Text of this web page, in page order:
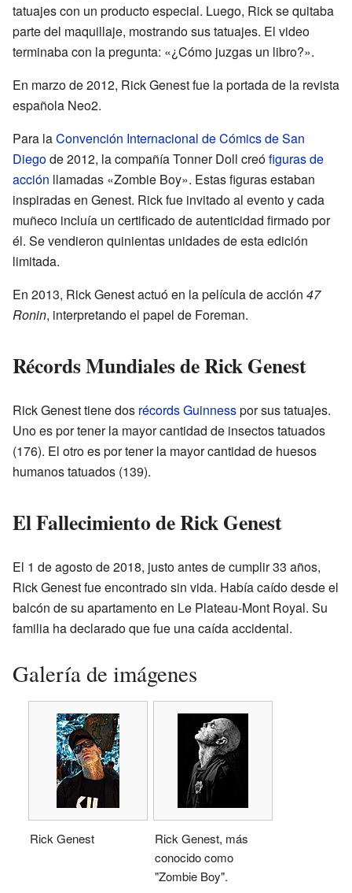
tatuajes con un producto especial. Luego, Rick se quitaba
parte del maquillaje, mostrando sus tatuajes. El video
terminaba con la pregunta: «¿Cómo juzgas un libro?».
En marzo de 2012, Rick Genest fue la portada de la revista
española Neo2.
Para laConvención Internacional de Cómics de San
Diegode 2012, la compañía Tonner Doll creófiguras de
acción llamadas «Zombie Boy». Estas figuras estaban
inspiradas en Genest. Rick fue invitado al evento y cada
muñeco incluía un certificado de autenticidad firmado por
él. Se vendieron quinientas unidades de esta edición
limitada.
En 2013, Rick Genest actuó en la película de acción 47
Ronin, interpretando el papel de Foreman.
Récords Mundiales de Rick Genest
Rick Genest tiene dos récords Guinnesspor sus tatuajes.
Uno es por tener la mayor cantidad de insectos tatuados
(176). El otro es por tener la mayor cantidad de huesos
humanos tatuados (139).
El Fallecimiento de Rick Genest
El 1 de agosto de 2018, justo antes de cumplir 33 años,
Rick Genest fue encontrado sin vida. Había caído desde el
balcón de su apartamento en Le Plateau-Mont Royal. Su
familia ha declarado que fue una caída accidental.
Galería de imágenes
Rick Genest
Rick Genest, más
conocido como
"Zombie Boy".